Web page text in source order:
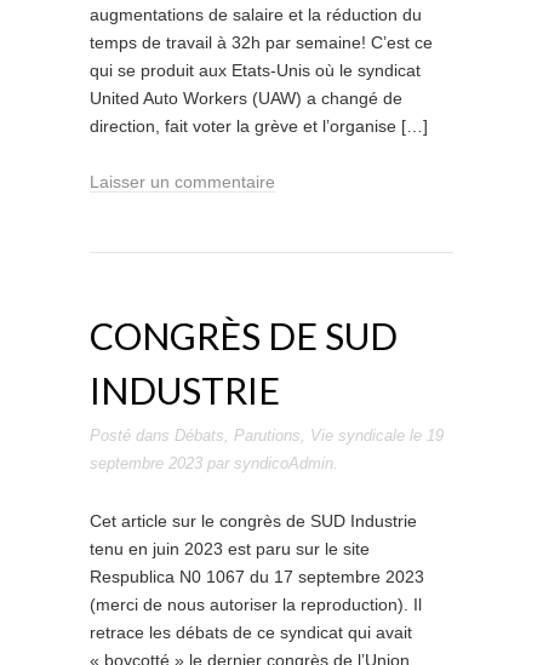
augmentations de salaire et la réduction du
temps de travail à 32h par semaine! C’est ce
qui se produit aux Etats-Unis où le syndicat
United Auto Workers (UAW) a changé de
direction, fait voter la grève et l’organise […]
Laisser un commentaire
CONGRÈS DE SUD
INDUSTRIE
Posté dans Débats, Parutions, Vie syndicale le 19
septembre 2023 par syndicoAdmin.
Cet article sur le congrès de SUD Industrie
tenu en juin 2023 est paru sur le site
Respublica N0 1067 du 17 septembre 2023
(merci de nous autoriser la reproduction). Il
retrace les débats de ce syndicat qui avait
« boycotté » le dernier congrès de l’Union